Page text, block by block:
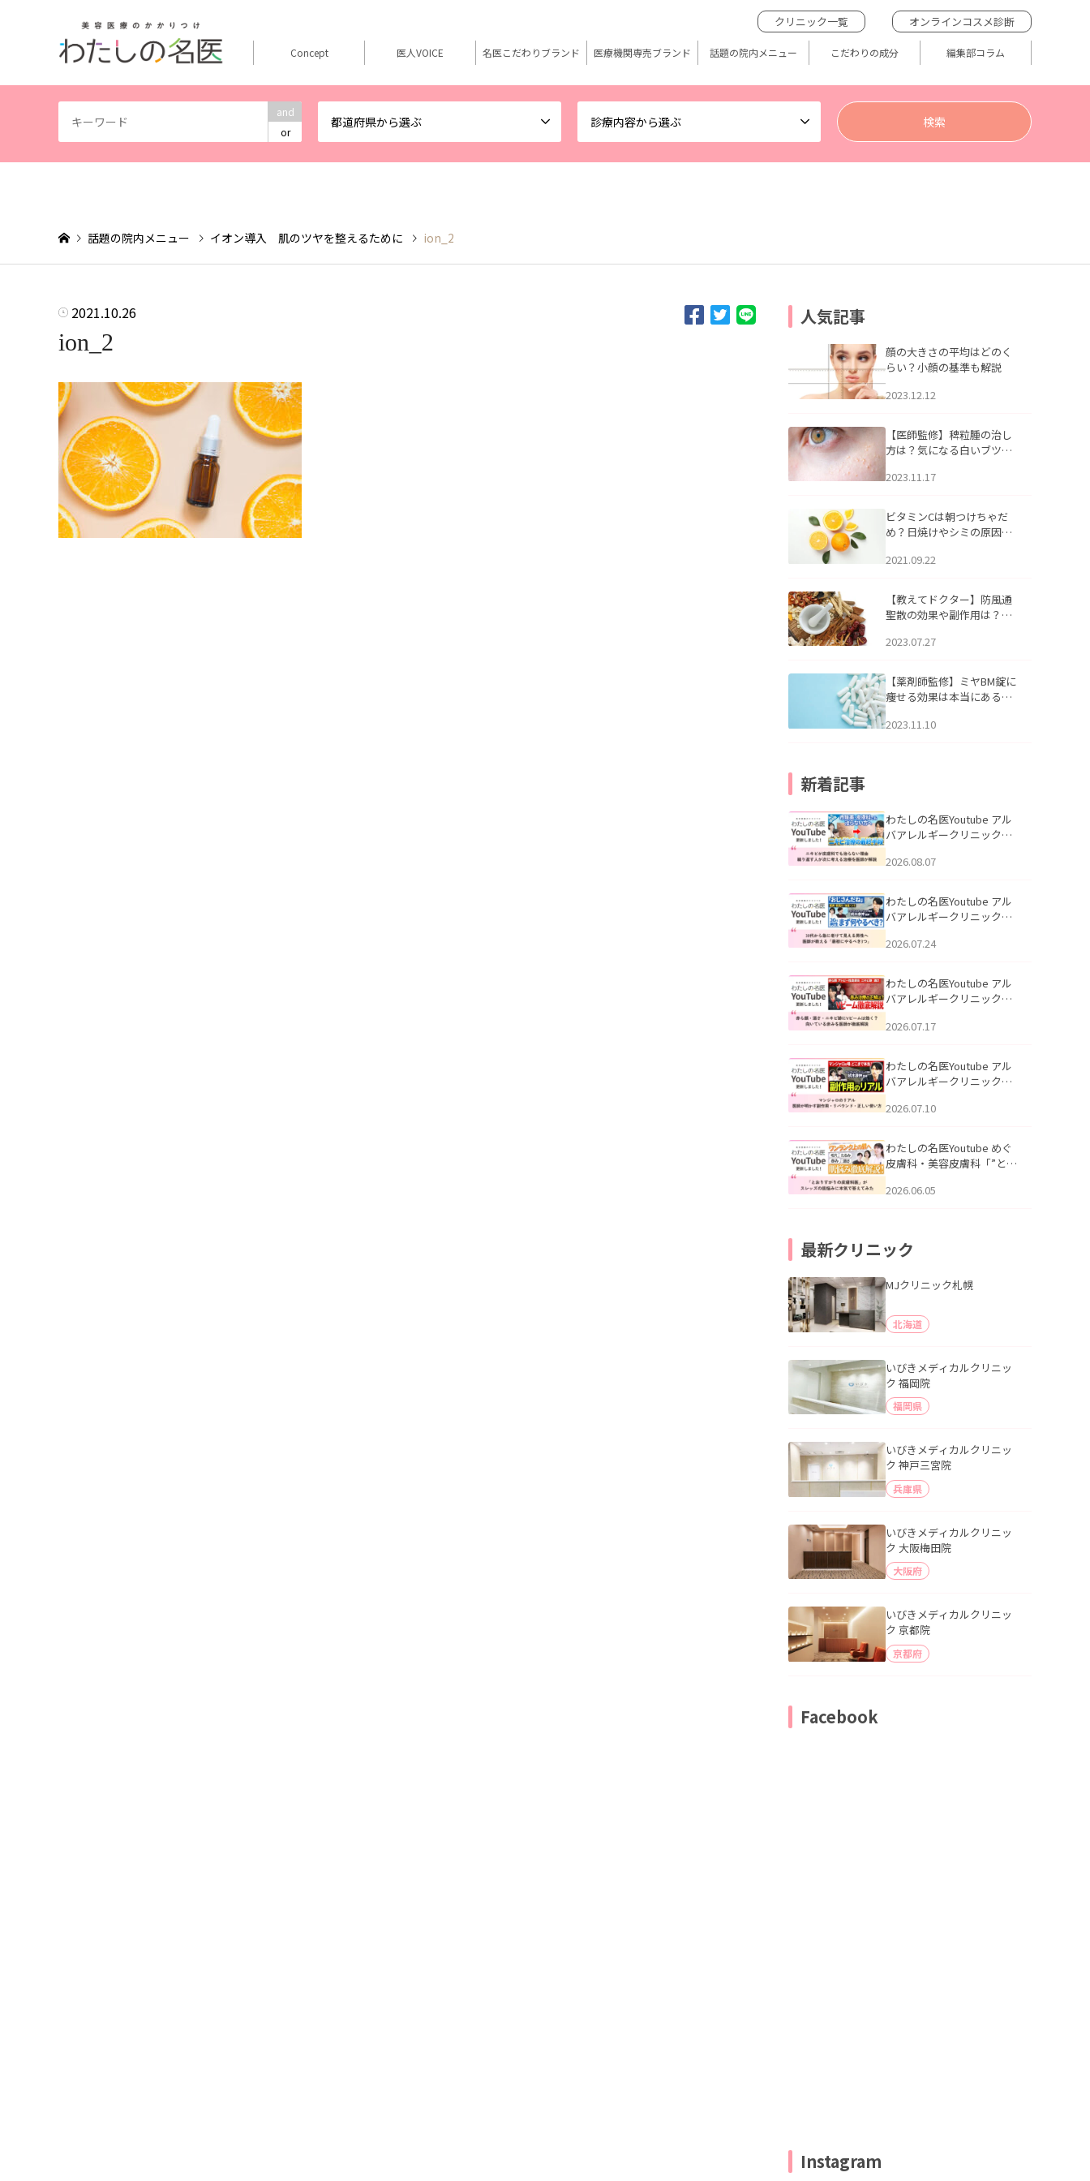
and
or
都道府県から選ぶ 診療内容から選ぶ
クリニック一覧 オンラインコスメ診断
Concept 医人VOICE 名医こだわりブランド 医療機関専売ブランド 話題の院内メニュー こだわりの成分 編集部コラム
話題の院内メニュー イオン導入 肌のツヤを整えるために ion_2
2021.10.26
ion_2
人気記事
顔の大きさの平均はどのく
らい？小顔の基準も解説
2023.12.12
【医師監修】稗粒腫の治し
方は？気になる白いブツブ
アについて
2023.11.17
ビタミンCは朝つけちゃだ
め？日焼けやシミの原因に
2021.09.22
【教えてドクター】防風通
聖散の効果や副作用は？長
2023.07.27
【薬剤師監修】ミヤBM錠に
痩せる効果は本当にある
2023.11.10
新着記事
わたしの名医Youtube アル
バアレルギークリニック札
らない理由｜繰り返す人が
説」を公開いたしました。
2026.08.07
わたしの名医Youtube アル
バアレルギークリニック札
える男性へ｜医師が教える
公開いたしました。
2026.07.24
わたしの名医Youtube アル
バアレルギークリニック札
跡にVビームは効く？向いて
説」を公開いたしました。
2026.07.17
わたしの名医Youtube アル
バアレルギークリニック札
医師が明かす副作用・リバ
公開いたしました。
2026.07.10
わたしの名医Youtube めぐ
皮膚科・美容皮膚科「”とお
ッズの肌悩みに本気で答え
2026.06.05
最新クリニック
MJクリニック札幌
北海道
いびきメディカルクリニッ
ク 福岡院
福岡県
いびきメディカルクリニッ
ク 神戸三宮院
兵庫県
いびきメディカルクリニッ
ク 大阪梅田院
大阪府
いびきメディカルクリニッ
ク 京都院
京都府
Facebook
Instagram